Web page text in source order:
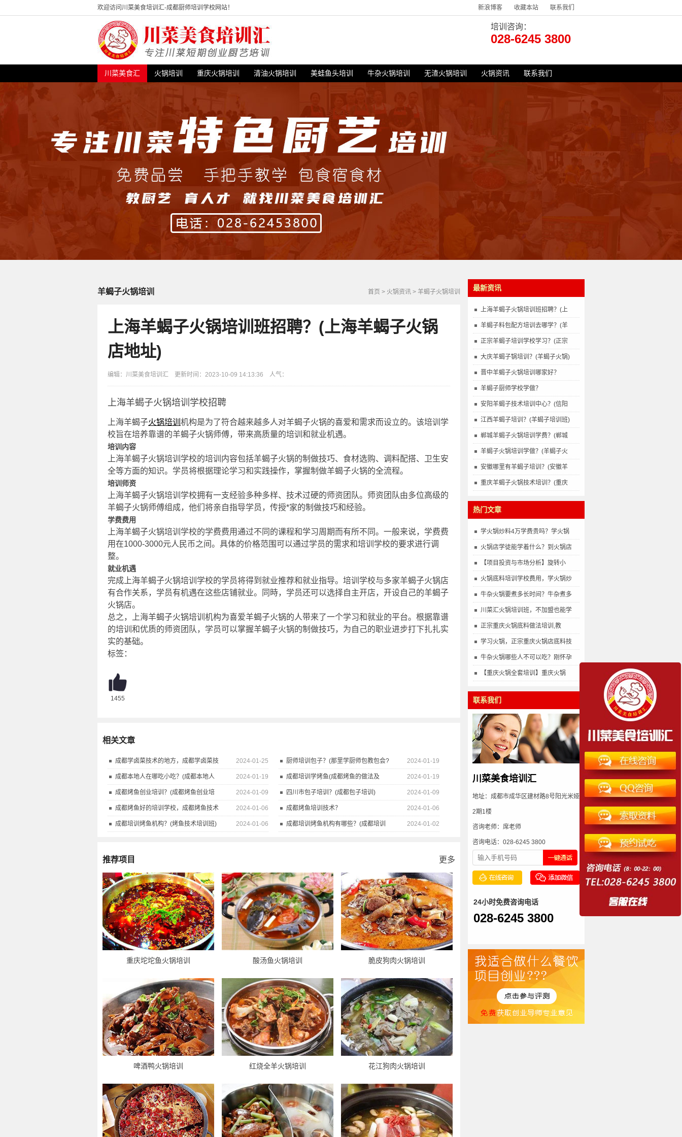
新浪博客 收藏本站 联系我们
欢迎访问川菜美食培训汇-成都厨师培训学校网站！
培训咨询：
028-6245 3800
川菜美食汇 火锅培训 重庆火锅培训 清油火锅培训 美蛙鱼头培训 牛杂火锅培训 无渣火锅培训 火锅资讯 联系我们
最新资讯
上海羊蝎子火锅培训班招聘？(上
羊蝎子料包配方培训去哪学？(羊
正宗羊蝎子培训学校学习？(正宗
大庆羊蝎子锅培训？(羊蝎子火锅)
晋中羊蝎子火锅培训哪家好？
羊蝎子厨师学校学做？
安阳羊蝎子技术培训中心？(信阳
江西羊蝎子培训？(羊蝎子培训班)
郸城羊蝎子火锅培训学费？(郸城
羊蝎子火锅培训学做？(羊蝎子火
安徽哪里有羊蝎子培训？(安徽羊
重庆羊蝎子火锅技术培训？(重庆
热门文章
学火锅炒料4万学费贵吗？学火锅
火锅店学徒能学着什么？到火锅店
【项目投资与市场分析】旋转小
火锅底料培训学校费用，学火锅炒
牛杂火锅要煮多长时间？牛杂煮多
川菜汇火锅培训班，不加盟也能学
正宗重庆火锅底料做法培训,教
学习火锅，正宗重庆火锅店底料技
牛杂火锅哪些人不可以吃？刚怀孕
【重庆火锅全套培训】重庆火锅
联系我们
川菜美食培训汇
地址：成都市成华区建材路8号阳光米娅
2期1楼
咨询老师：席老师
咨询电话：028-6245 3800
24小时免费咨询电话
028-6245 3800
首页 > 火锅资讯 > 羊蝎子火锅培训
羊蝎子火锅培训
上海羊蝎子火锅培训班招聘？(上海羊蝎子火锅
店地址)
编辑：川菜美食培训汇 更新时间：2023-10-09 14:13:36 人气：
上海羊蝎子火锅培训学校招聘
上海羊蝎子火锅培训 机构是为了符合越来越多人对羊蝎子火锅的喜爱和需求而设立的。该培训学
校旨在培养靠谱的羊蝎子火锅师傅，带来高质量的培训和就业机遇。
培训内容
上海羊蝎子火锅培训学校的培训内容包括羊蝎子火锅的制做技巧、食材选购、调料配搭、卫生安
全等方面的知识。学员将根据理论学习和实践操作，掌握制做羊蝎子火锅的全流程。
培训师资
上海羊蝎子火锅培训学校拥有一支经验多种多样、技术过硬的师资团队。师资团队由多位高级的
羊蝎子火锅师傅组成，他们将亲自指导学员，传授*家的制做技巧和经验。
学费费用
上海羊蝎子火锅培训学校的学费费用通过不同的课程和学习周期而有所不同。一般来说，学费费
用在1000-3000元人民币之间。具体的价格范围可以通过学员的需求和培训学校的要求进行调
整。
就业机遇
完成上海羊蝎子火锅培训学校的学员将得到就业推荐和就业指导。培训学校与多家羊蝎子火锅店
有合作关系，学员有机遇在这些店铺就业。同時，学员还可以选择自主开店，开设自己的羊蝎子
火锅店。
总之，上海羊蝎子火锅培训机构为喜爱羊蝎子火锅的人带来了一个学习和就业的平台。根据靠谱
的培训和优质的师资团队，学员可以掌握羊蝎子火锅的制做技巧，为自己的职业进步打下扎扎实
实的基础。
标签：
1455
相关文章
2024-01-25
成都学卤菜技术的地方，成都学卤菜技 2024-01-19
厨师培训包子？(那里学厨师包教包会?
2024-01-19
成都本地人在哪吃小吃？(成都本地人 2024-01-19
成都培训学烤鱼(成都烤鱼的做法及
2024-01-09
成都烤鱼创业培训？(成都烤鱼创业培 2024-01-09
四川市包子培训？(成都包子培训)
2024-01-06
成都烤鱼好的培训学校，成都烤鱼技术 2024-01-06
成都烤鱼培训技术？
2024-01-06
成都培训烤鱼机构？(烤鱼技术培训班) 2024-01-02
成都培训烤鱼机构有哪些？(成都培训
更多
推荐项目
重庆坨坨鱼火锅培训 酸汤鱼火锅培训 脆皮狗肉火锅培训
啤酒鸭火锅培训 红烧全羊火锅培训 花江狗肉火锅培训